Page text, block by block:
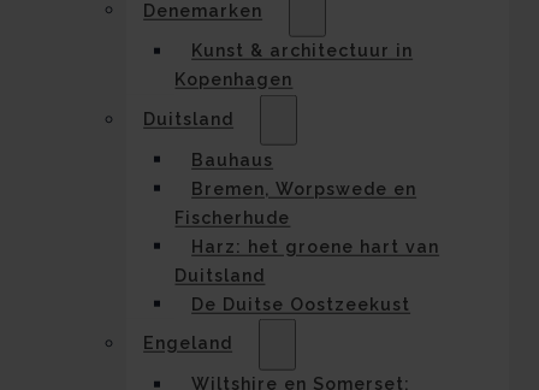
Denemarken
Kunst & architectuur in
Kopenhagen
Duitsland
Bauhaus
Bremen, Worpswede en
Fischerhude
Harz: het groene hart van
Duitsland
De Duitse Oostzeekust
Engeland
Wiltshire en Somerset: